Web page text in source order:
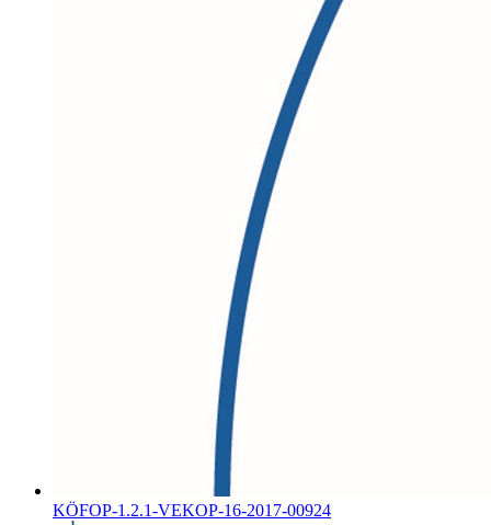
KÖFOP-1.2.1-VEKOP-16-2017-00924